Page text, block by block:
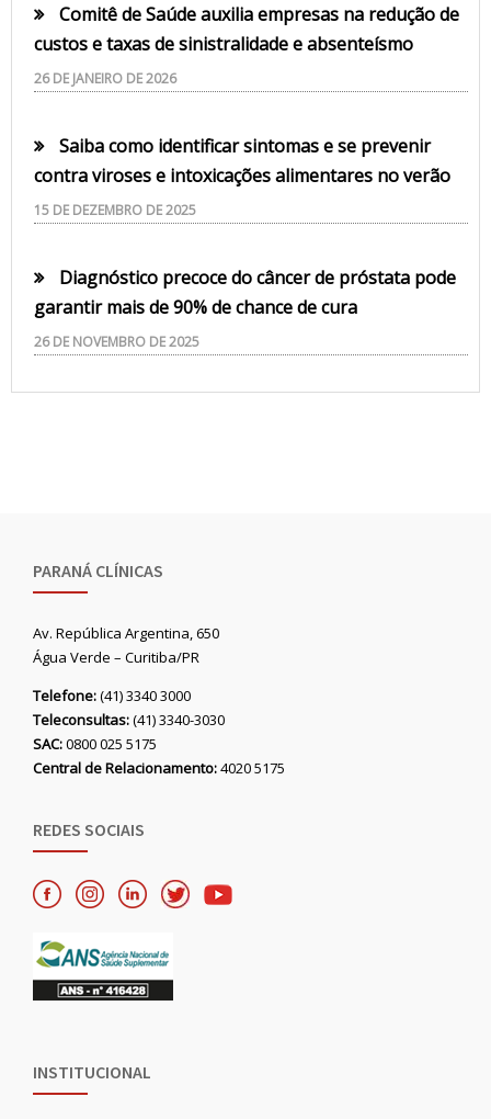
Comitê de Saúde auxilia empresas na redução de
custos e taxas de sinistralidade e absenteísmo
26 DE JANEIRO DE 2026
Saiba como identificar sintomas e se prevenir
contra viroses e intoxicações alimentares no verão
15 DE DEZEMBRO DE 2025
Diagnóstico precoce do câncer de próstata pode
garantir mais de 90% de chance de cura
26 DE NOVEMBRO DE 2025
PARANÁ CLÍNICAS
Av. República Argentina, 650
Água Verde – Curitiba/PR
Telefone:(41) 3340 3000
Teleconsultas:(41) 3340-3030
SAC:0800 025 5175
Central de Relacionamento:4020 5175
REDES SOCIAIS
INSTITUCIONAL